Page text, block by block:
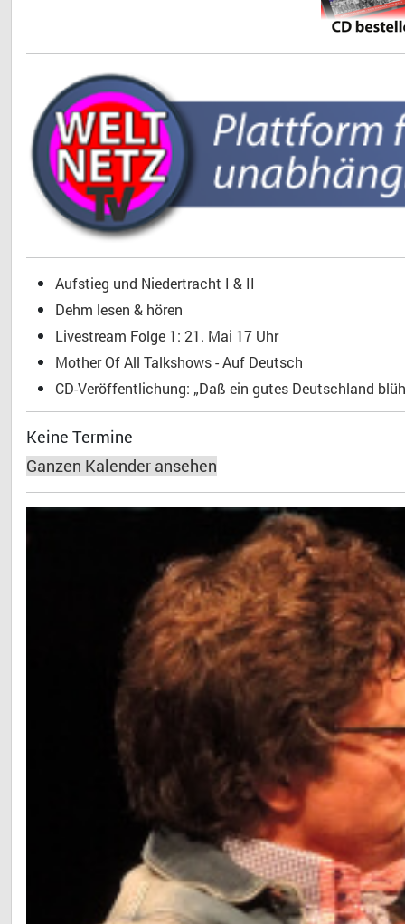
Aufstieg und Niedertracht I & II
Dehm lesen & hören
Livestream Folge 1: 21. Mai 17 Uhr
Mother Of All Talkshows - Auf Deutsch
CD-Veröffentlichung: „Daß ein gutes Deutschland
Keine Termine
Ganzen Kalender ansehen